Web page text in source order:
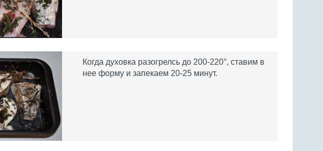
Когда духовка разогрелсь до 200-220°, ставим в
нее форму и запекаем 20-25 минут.